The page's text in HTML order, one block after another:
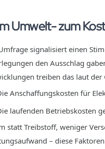
Umwelt- zum
signalisiert einen
den Ausschlag
treiben das laut der
Anschaffungskosten für
laufenden Betriebskosten
statt Treibstoff, weniger
– diese